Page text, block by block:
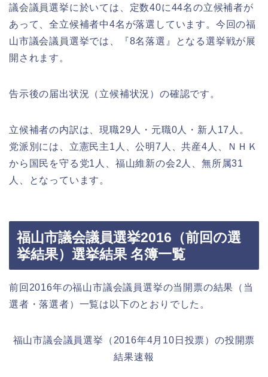
議会議員選挙に於いては、定数40に44名の立候補者が
あって、全立候補者中4名が落選しています。今回の福
山市議会議員選挙では、『8名落選』となる選挙戦が展
開されます。
告示後の届出状況（立候補状況）の確認です。
立候補者の内訳は、現職29人・元職0人・新人17人。
党派別には、立憲民主1人、公明7人、共産4人、ＮＨＫ
から国民を守る党1人、福山維新の会2人、無所属31
人、となっています。
福山市議会議員選挙2016（前回の選
挙結果）選挙結果 名簿一覧
前回2016年の福山市議会議員選挙の当開票の結果（当
選者・落選者）一覧は以下のとおりでした。
福山市議会議員選挙（2016年4月10日投票）の投開票
結果速報